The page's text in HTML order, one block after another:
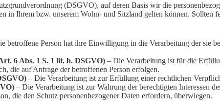
(DSGVO), auf deren Basis wir die
in Ihrem bzw. unserem Wohn- und Sitzland gelten können.
betroffene Person hat ihre Einwilligung in die Verarbeitung der sie
6 Abs. 1 S. 1 lit. b. DSGVO) – Die Verarbeitung ist für die
die auf Anfrage der betroffenen Person erfolgen.
– Die Verarbeitung ist zur Erfüllung einer rechtlichen
– Die Verarbeitung ist zur Wahrung der berechtigten Interessen
die den Schutz personenbezogener Daten erfordern, überwiegen.